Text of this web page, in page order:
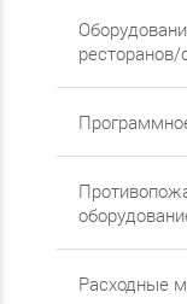
Расходные